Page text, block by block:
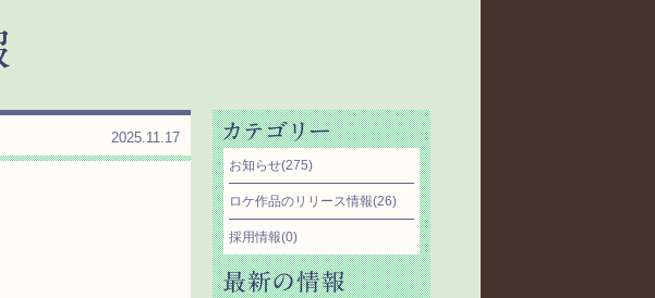
2025.11.17
お知らせ(275)
ロケ作品のリリース情報(26)
採用情報(0)